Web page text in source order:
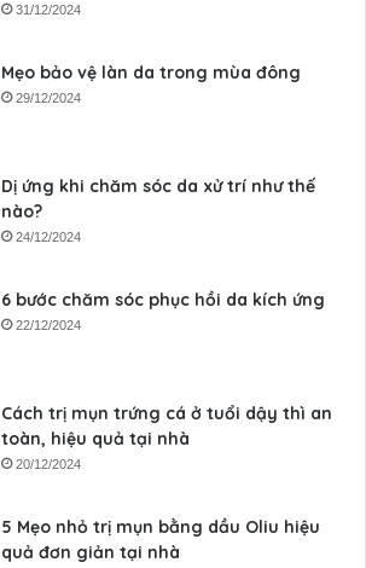
31/12/2024
Mẹo bảo vệ làn da trong mùa đông
29/12/2024
Dị ứng khi chăm sóc da xử trí như thế
nào?
24/12/2024
6 bước chăm sóc phục hồi da kích ứng
22/12/2024
Cách trị mụn trứng cá ở tuổi dậy thì an
toàn, hiệu quả tại nhà
20/12/2024
5 Mẹo nhỏ trị mụn bằng dầu Oliu hiệu
quả đơn giản tại nhà